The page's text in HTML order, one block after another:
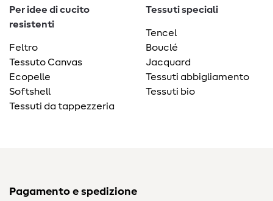
Per idee di cucito
resistenti
Feltro
Tessuto Canvas
Ecopelle
Softshell
Tessuti da tappezzeria
Tessuti speciali
Tencel
Bouclé
Jacquard
Tessuti abbigliamento
Tessuti bio
Pagamento e spedizione